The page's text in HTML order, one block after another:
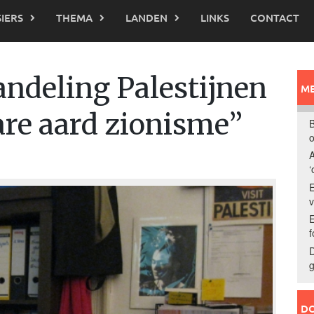
THEMA LANDEN LINKS CONTACT
Palestijnen
aard zionisme”